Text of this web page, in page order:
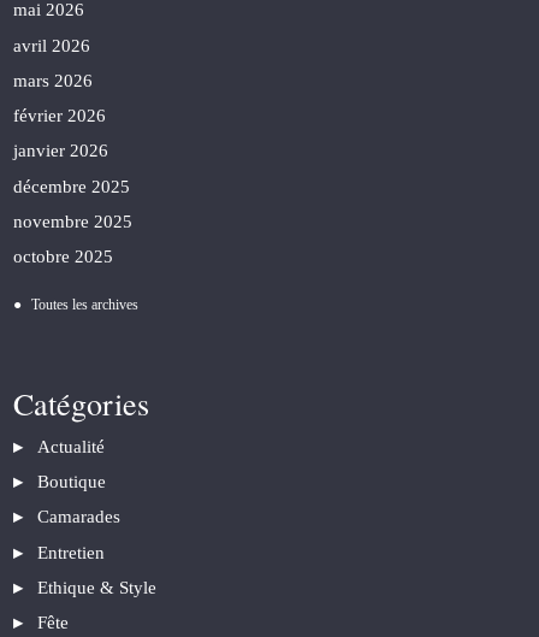
mai 2026
avril 2026
mars 2026
février 2026
janvier 2026
décembre 2025
novembre 2025
octobre 2025
Toutes les archives
Catégories
Actualité
Boutique
Camarades
Entretien
Ethique & Style
Fête